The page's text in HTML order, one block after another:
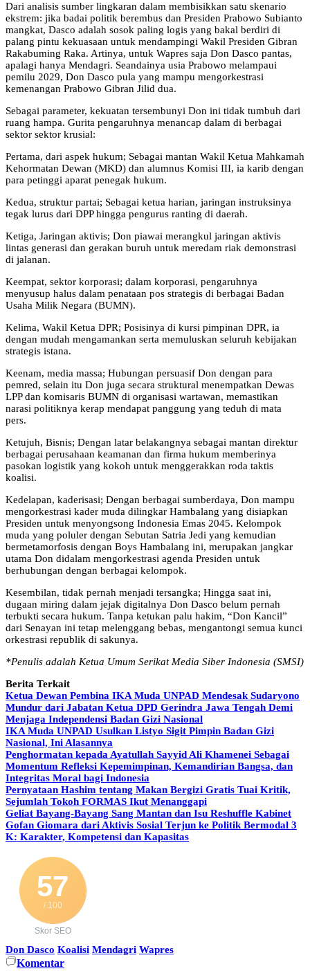
Dari analisis sumber lingkaran dalam membisikkan satu skenario
ekstrem: jika badai politik berembus dan Presiden Prabowo Subianto
mangkat, Dasco adalah sosok paling logis yang bakal berdiri di
palang pintu kekuasaan untuk mendampingi Wakil Presiden Gibran
Rakabuming Raka. Artinya, untuk Wapres saja Don Dasco pantas,
apalagi hanya Mendagri. Seandainya usia Prabowo melampaui
pemilu 2029, Don Dasco pula yang mampu mengorkestrasi
kemenangan Prabowo Gibran Jilid dua.
Sebagai parameter, kekuatan tersembunyi Don ini tidak tumbuh dari
ruang hampa. Gurita pengaruhnya menancap dalam di berbagai
sektor sektor krusial:
Pertama, dari aspek hukum; Sebagai mantan Wakil Ketua Mahkamah
Kehormatan Dewan (MKD) dan alumnus Komisi III, ia karib dengan
para petinggi aparat penegak hukum.
Kedua, struktur partai; Sebagai ketua harian, jaringan instruksinya
tegak lurus dari DPP hingga pengurus ranting di daerah.
Ketiga, Jaringan aktivis; Don piawai merangkul jaringan aktivis
lintas generasi dan gerakan buruh untuk meredam riak demonstrasi
di jalanan.
Keempat, sektor korporasi; dalam korporasi, pengaruhnya
menyusup halus dalam penataan pos strategis di berbagai Badan
Usaha Milik Negara (BUMN).
Kelima, Wakil Ketua DPR; Posisinya di kursi pimpinan DPR, ia
dengan mudah mengamankan serta memuluskan seluruh kebijakan
strategis istana.
Keenam, media massa; Hubungan persuasif Don dengan para
pemred, selain itu Don juga secara struktural menempatkan Dewas
LPP dan komisaris BUMN di organisasi wartawan, memastikan
narasi politiknya kerap mendapat panggung yang teduh di mata
pers.
Ketujuh, Bisnis; Dengan latar belakangnya sebagai mantan direktur
berbagai perusahaan keamanan dan firma hukum memberinya
pasokan logistik yang kokoh untuk menggerakkan roda taktis
koalisi.
Kedelapan, kaderisasi; Dengan berbagai sumberdaya, Don mampu
mengorkestrasi kader muda dilingkar Hambalang yang disiapkan
Presiden untuk menyongsong Indonesia Emas 2045. Kelompok
muda yang poluler dengan Sebutan Satria Jedi yang kemudian
bermetamorfosis dengan Boys Hambalang ini, merupakan jangkar
utama Don didalam mengorkestrasi agenda Presiden untuk
berhubungan dengan berbagai kelompok.
Kesembilan, tidak pernah menjadi tersangka; Hingga saat ini,
dugaan miring dalam jejak digitalnya Don Dasco belum pernah
terbukti secara hukum. Tanpa ketukan palu hakim, “Don Kancil”
dari Senayan ini tetap melenggang bebas, mengantongi semua kunci
orkestrasi republik di sakunya.
*Penulis adalah Ketua Umum Serikat Media Siber Indonesia (SMSI)
Berita Terkait
Ketua Dewan Pembina IKA Muda UNPAD Mendesak Sudaryono
Mundur dari Jabatan Ketua DPD Gerindra Jawa Tengah Demi
Menjaga Independensi Badan Gizi Nasional
IKA Muda UNPAD Usulkan Listyo Sigit Pimpin Badan Gizi
Nasional, Ini Alasannya
Penghormatan kepada Ayatullah Sayyid Ali Khamenei Sebagai
Momentum Refleksi Kepemimpinan, Kemandirian Bangsa, dan
Integritas Moral bagi Indonesia
Pernyataan Hashim tentang Makan Bergizi Gratis Tuai Kritik,
Sejumlah Tokoh FORMAS Ikut Menanggapi
Geliat Bayang-Bayang Sang Mantan dan Isu Reshuffle Kabinet
Gofan Giomara dari Aktivis Sosial Terjun ke Politik Bermodal 3
K: Karakter, Kompetensi dan Kapasitas
57
/ 100
Skor SEO
Don Dasco Koalisi Mendagri Wapres
Komentar